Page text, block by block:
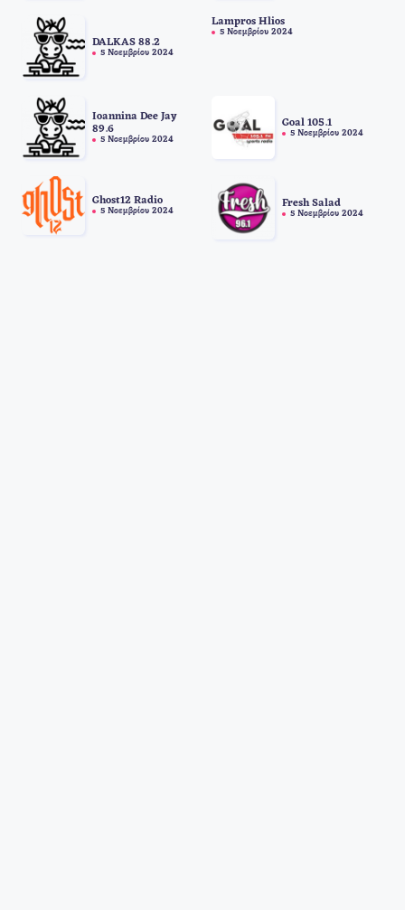
DALKAS 88.2
5 Νοεμβρίου 2024
Lampros Hlios
5 Νοεμβρίου 2024
Ioannina Dee Jay
89.6
5 Νοεμβρίου 2024
Goal 105.1
5 Νοεμβρίου 2024
Ghost12 Radio
5 Νοεμβρίου 2024
Fresh Salad
5 Νοεμβρίου 2024